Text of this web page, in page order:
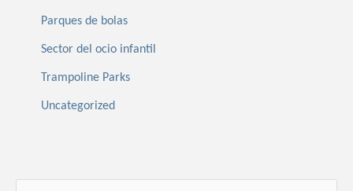
Parques de bolas
Sector del ocio infantil
Trampoline Parks
Uncategorized